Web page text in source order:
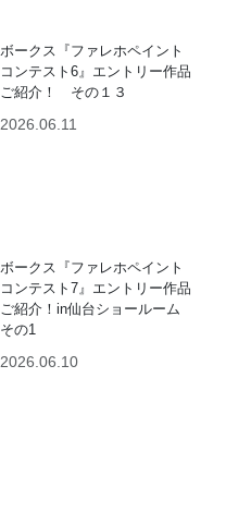
ボークス『ファレホペイント
コンテスト6』エントリー作品
ご紹介！ その１３
2026.06.11
ボークス『ファレホペイント
コンテスト7』エントリー作品
ご紹介！in仙台ショールーム
その1
2026.06.10